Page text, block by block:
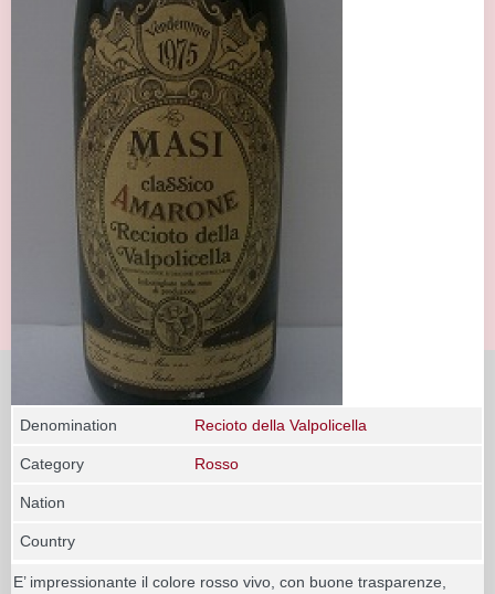
Denomination Recioto della Valpolicella
Category Rosso
Nation
Country
E’ impressionante il colore rosso vivo, con buone trasparenze,